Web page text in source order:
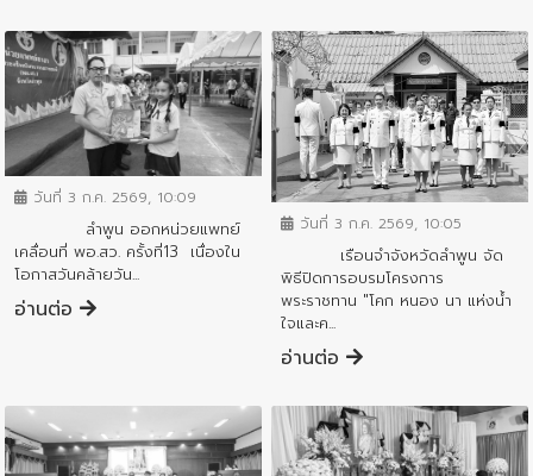
ข่าวกิจกรรมสำคัญจังหวัด
วันที่ 3 ก.ค. 2569, 10:09
ลำพูน ออกหน่วยแพทย์
เคลื่อนที่ พอ.สว. ครั้งที่13 เนื่องใน
โอกาสวันคล้ายวัน...
อ่านต่อ
ข่าวกิจกรรมสำคัญจังหวัด
วันที่ 3 ก.ค. 2569, 10:05
เรือนจำจังหวัดลำพูน จัด
พิธีปิดการอบรมโครงการ
พระราชทาน "โคก หนอง นา แห่งน้ำ
ใจและค...
อ่านต่อ